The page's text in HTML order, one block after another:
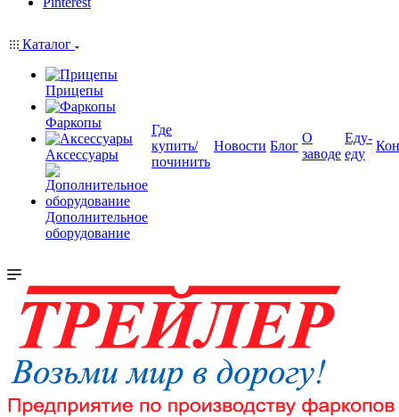
Каталог
Прицепы
Фаркопы
Аксессуары
Дополнительное
оборудование
Где
купить/
починить
Новости Блог
О
заводе
Еду-
еду